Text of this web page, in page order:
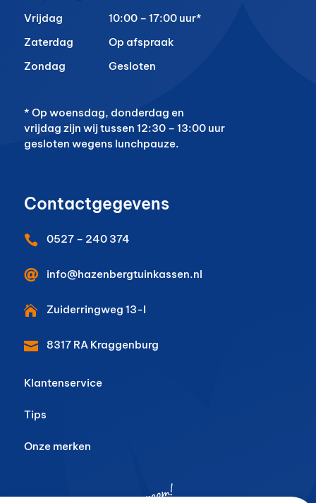
Vrijdag
10:00 – 17:00 uur*
Zaterdag
Op afspraak
Zondag
Gesloten
* Op woensdag, donderdag en
vrijdag zijn wij tussen 12:30 – 13:00 uur
gesloten wegens lunchpauze.
Contactgegevens
 0527 – 240 374
 info@hazenbergtuinkassen.nl
 Zuiderringweg 13-I
 8317 RA Kraggenburg
Klantenservice
Tips
Onze merken